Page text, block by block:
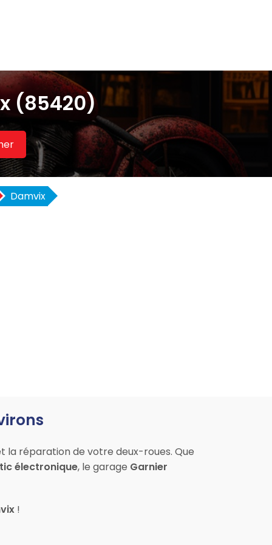
(85420)
Damvix
la réparation de votre deux-roues. Que
électronique, le garage Garnier
!